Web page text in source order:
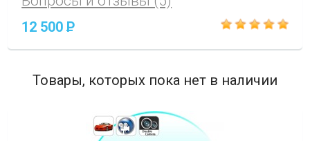
12 500P
Товары, которых пока нет в наличии